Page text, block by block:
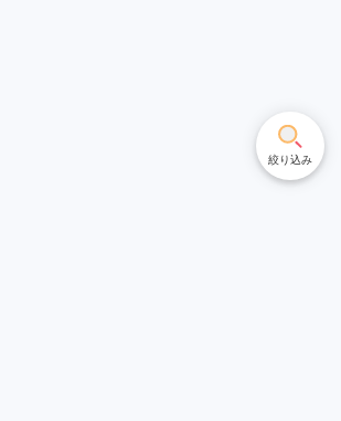
絞り込み